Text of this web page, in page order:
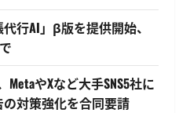
行AI」β版を提供開始、
やXなど大手SNS5社に
対策強化を合同要請